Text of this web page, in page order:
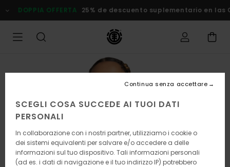
alle
informazioni
prodotto
DOPPIA OFFERTA 25% de descuento suplementario en las
SCEGLI COSA SUCCEDE AI TUOI DATI
PERSONALI
In collaborazione con i nostri partner, utilizziamo i cookie o
dei sistemi equivalenti per salvare e/o accedere a delle
informazioni sul tuo dispositivo. Tali informazioni personali
(ad es. i dati di navigazione e il tuo indirizzo IP) potrebbero
Continua senza accettare